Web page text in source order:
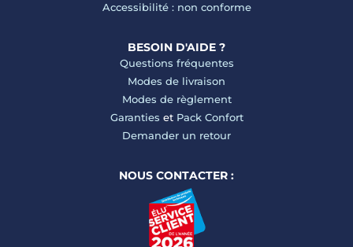
Accessibilité : non conforme
BESOIN D'AIDE ?
Questions fréquentes
Modes de livraison
Modes de règlement
Garanties et Pack Confort
Demander un retour
NOUS CONTACTER :